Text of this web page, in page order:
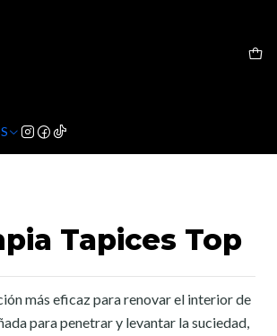
Tapices Top
más eficaz para renovar el interior de
para penetrar y levantar la suciedad,